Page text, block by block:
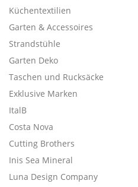
Küchentextilien
Garten & Accessoires
Strandstühle
Garten Deko
Taschen und Rucksäcke
Exklusive Marken
ItalB
Costa Nova
Cutting Brothers
Inis Sea Mineral
Luna Design Company